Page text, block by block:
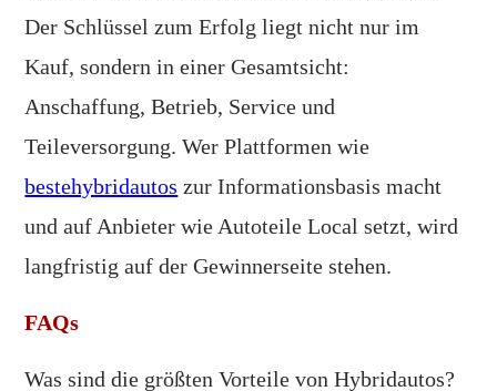
Der Schlüssel zum Erfolg liegt nicht nur im
Kauf, sondern in einer Gesamtsicht:
Anschaffung, Betrieb, Service und
Teileversorgung. Wer Plattformen wie
bestehybridautos zur Informationsbasis macht
und auf Anbieter wie Autoteile Local setzt, wird
langfristig auf der Gewinnerseite stehen.
FAQs
Was sind die größten Vorteile von Hybridautos?